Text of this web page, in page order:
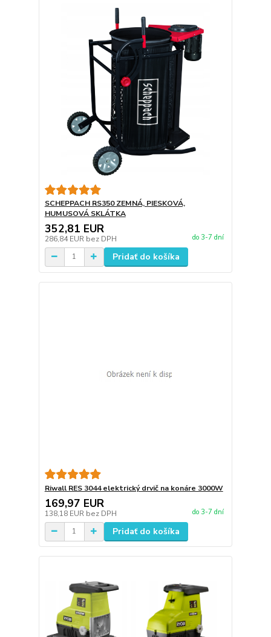
SCHEPPACH RS350 ZEMNÁ, PIESKOVÁ,
HUMUSOVÁ SKLÁTKA
352,81 EUR
286,84 EUR bez DPH do 3-7 dní
Pridať do košíka
Riwall RES 3044 elektrický drvič na konáre 3000W
169,97 EUR
138,18 EUR bez DPH do 3-7 dní
Pridať do košíka